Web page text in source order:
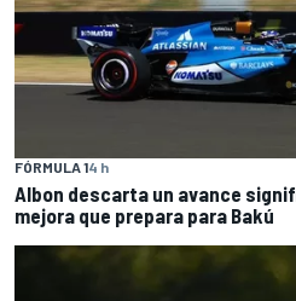
FÓRMULA 14 h
Albon descarta un avance
mejora que prepara para Bakú